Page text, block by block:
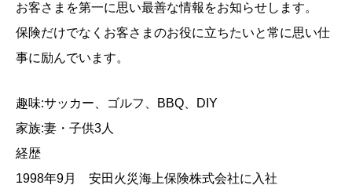
お客さまを第一に思い最善な情報をお知らせします。
保険だけでなくお客さまのお役に立ちたいと常に思い仕
事に励んでいます。
趣味:サッカー、ゴルフ、BBQ、DIY
家族:妻・子供3人
経歴
1998年9月 安田火災海上保険株式会社に入社